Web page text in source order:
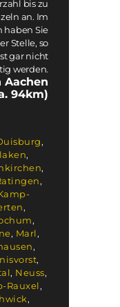
bis zu
an. Im
haben Sie
Stelle, so
gar nicht
werden.
Aachen
94km)
,
,
,
,
,
,
, Marl,
,
,
, Neuss,
Rauxel,
,